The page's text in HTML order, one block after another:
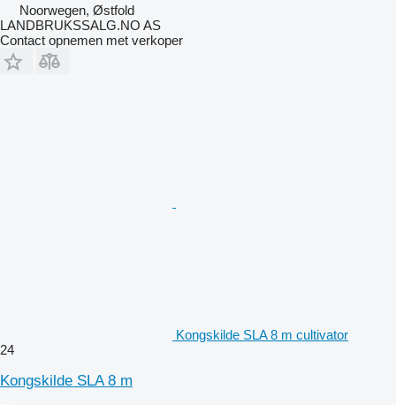
Noorwegen, Østfold
LANDBRUKSSALG.NO AS
Contact opnemen met verkoper
Kongskilde SLA 8 m cultivator
24
Kongskilde SLA 8 m